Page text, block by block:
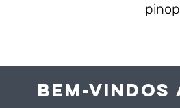
BEM-VINDOS